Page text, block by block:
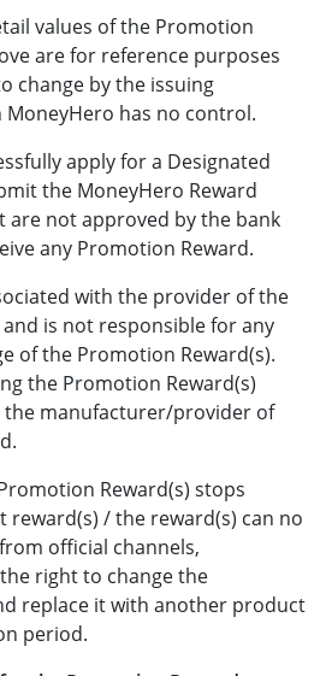
values of the Promotion
are for reference purposes
change by the issuing
has no control.
apply for a Designated
the MoneyHero Reward
are not approved by the bank
any Promotion Reward.
with the provider of the
is not responsible for any
of the Promotion Reward(s).
the Promotion Reward(s)
manufacturer/provider of
Reward(s) stops
reward(s) / the reward(s) can no
official channels,
right to change the
replace it with another product
period.